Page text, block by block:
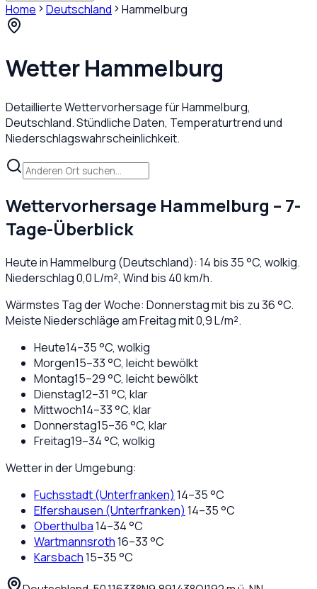
Home Deutschland Hammelburg
WetterHammelburg
Detaillierte Wettervorhersage fürHammelburg,
Deutschland. Stündliche Daten, Temperaturtrend und
Niederschlagswahrscheinlichkeit.
Wettervorhersage Hammelburg – 7-
Tage-Überblick
Heute inHammelburg (Deutschland): 14 bis35°C, wolkig.
Niederschlag0,0L/m², Wind bis 40km/h.
Wärmstes Tag der Woche: Donnerstag mit bis zu 36 °C.
Meiste Niederschläge am Freitag mit 0,9 L/m².
Heute14–35°C, wolkig
Morgen15–33°C, leicht bewölkt
Montag15–29°C, leicht bewölkt
Dienstag12–31 °C, klar
Mittwoch14–33°C, klar
Donnerstag15–36°C, klar
Freitag19–34°C, wolkig
Wetter in der Umgebung:
Fuchsstadt (Unterfranken) 14–35°C
Elfershausen (Unterfranken) 14–35°C
Oberthulba14–34°C
Wartmannsroth16–33°C
Karsbach15–35°C